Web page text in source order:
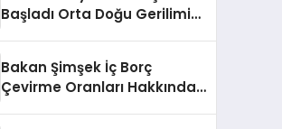
Başladı Orta Doğu Gerilimi
Bakan Şimşek İç Borç
Çevirme Oranları Hakkında